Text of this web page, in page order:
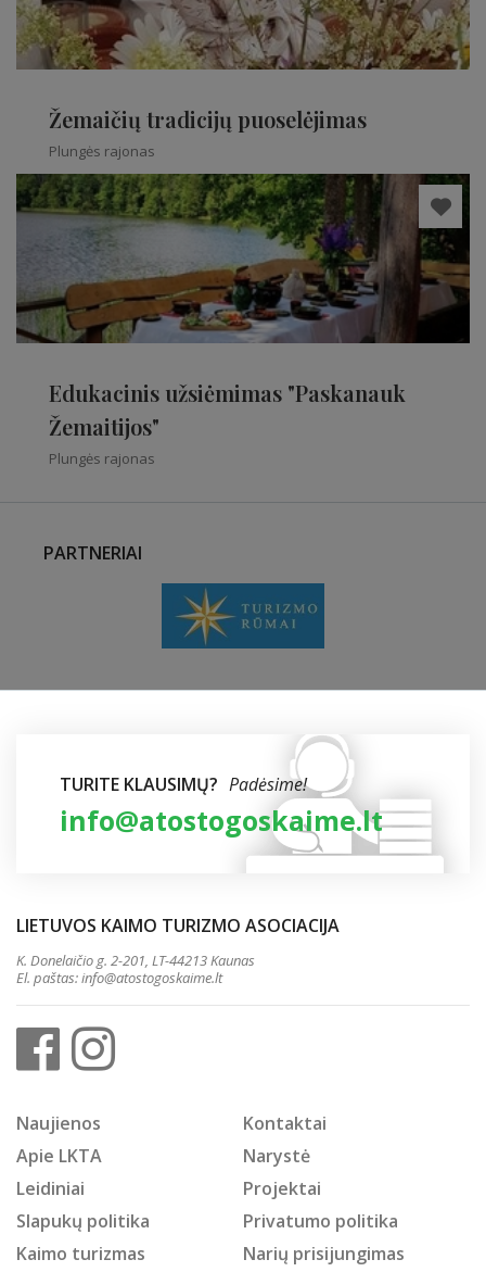
Žemaičių tradicijų puoselėjimas
Plungės rajonas
Edukacinis užsiėmimas "Paskanauk
Žemaitijos"
Plungės rajonas
PARTNERIAI
TURITE KLAUSIMŲ? Padėsime!
info@atostogoskaime.lt
LIETUVOS KAIMO TURIZMO ASOCIACIJA
K. Donelaičio g. 2-201, LT-44213 Kaunas
El. paštas:info@atostogoskaime.lt
Naujienos
Kontaktai
Apie LKTA
Narystė
Leidiniai
Projektai
Slapukų politika
Privatumo politika
Kaimo turizmas
Narių prisijungimas